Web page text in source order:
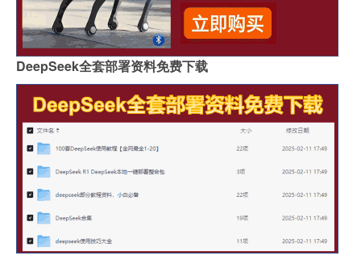
DeepSeek全套部署资料免费下载